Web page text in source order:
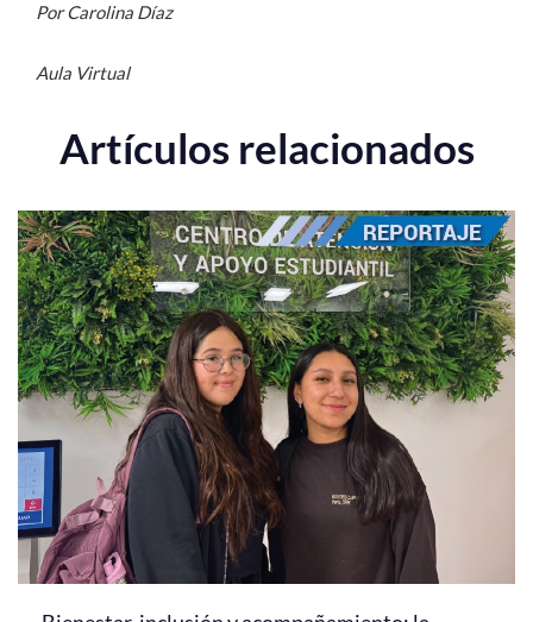
Por Carolina Díaz
Aula Virtual
Artículos relacionados